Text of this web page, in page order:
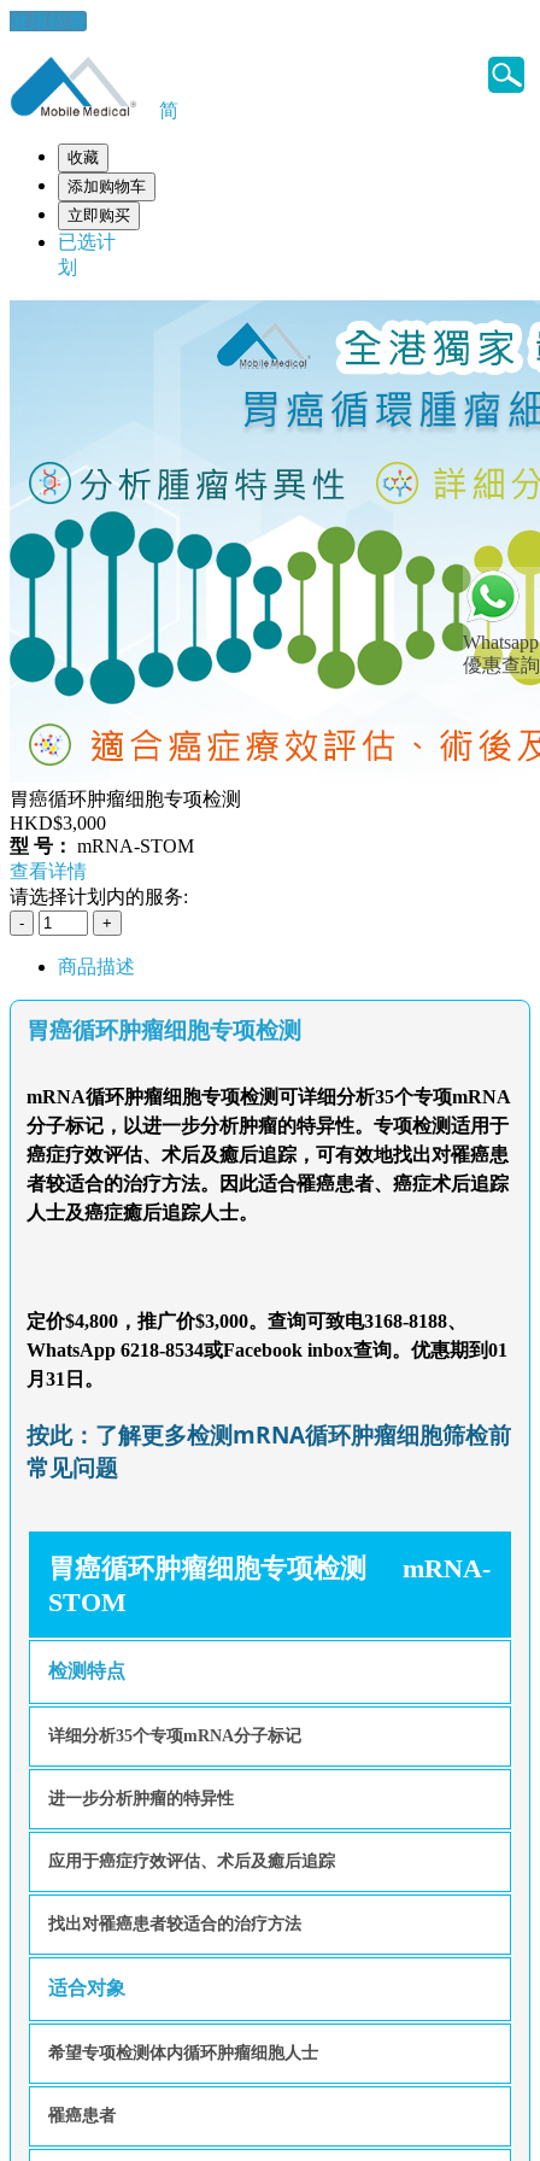
健康錦囊
Whatsapp
優惠查詢
简
收藏
添加购物车
立即购买
已选计
划
胃癌循环肿瘤细胞专项检测
HKD$3,000
型 号： mRNA-STOM
查看详情
请选择计划内的服务:
商品描述
胃癌循环肿瘤细胞专项检测
mRNA循环肿瘤细胞专项检测可详细分析35个专项mRNA
分子标记，以进一步分析肿瘤的特异性。专项检测适用于
癌症疗效评估、术后及癒后追踪，可有效地找出对罹癌患
者较适合的治疗方法。因此适合罹癌患者、癌症术后追踪
人士及癌症癒后追踪人士。
定价$4,800， 推广价$3,000。查询可致电3168-8188、
WhatsApp 6218-8534或Facebook inbox查询。优惠期到01
月31日。
按此：了解更多检测mRNA循环肿瘤细胞筛检前
常见问题
胃癌循环肿瘤细胞专项检测 mRNA-
STOM
检测特点
详细分析35个专项mRNA分子标记
进一步分析肿瘤的特异性
应用于癌症疗效评估、术后及癒后追踪
找出对罹癌患者较适合的治疗方法
适合对象
希望专项检测体内循环肿瘤细胞人士
罹癌患者